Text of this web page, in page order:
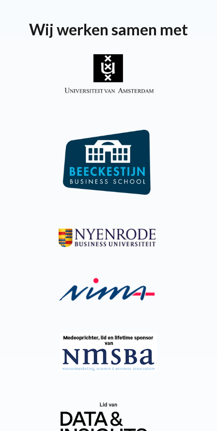
Wij werken samen met